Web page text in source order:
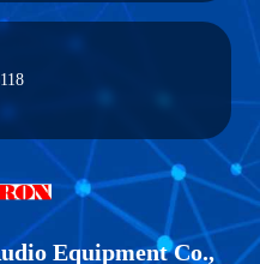
Equipment Co.,